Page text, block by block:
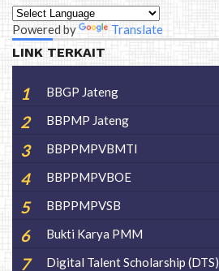
Powered by Translate
LINK TERKAIT
BBGP Jateng
BBPMP Jateng
BBPPMPVBMTI
BBPPMPVBOE
BBPPMPVSB
Bukti Karya PMM
Digital Talent Scholarship (DTS)